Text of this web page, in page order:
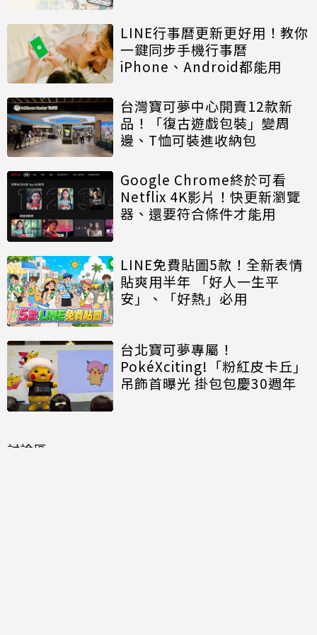
LINE行事曆更新更好用！教你
一鍵同步手機行事曆
iPhone、Android都能用
台灣寶可夢中心開賣12款新
品！「復古遊戲包裝」變周
邊、T恤可裝進收納包
Google Chrome終於可看
Netflix 4K影片！快更新瀏覽
器、還要符合條件才能用
LINE免費貼圖5款！全新表情
貼爽用半年 「好人一生平
安」、「好熱」必用
台北寶可夢專屬！
PokéXciting!「粉紅皮卡丘」
吊飾首曝光 掛包包慶30週年
討論區